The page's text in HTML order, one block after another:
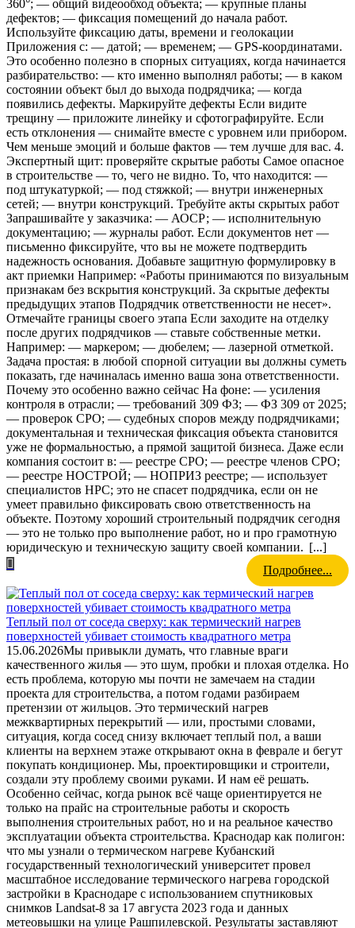
360°; — общий видеообход объекта; — крупные планы
дефектов; — фиксация помещений до начала работ.
Используйте фиксацию даты, времени и геолокации
Приложения с: — датой; — временем; — GPS-координатами.
Это особенно полезно в спорных ситуациях, когда начинается
разбирательство: — кто именно выполнял работы; — в каком
состоянии объект был до выхода подрядчика; — когда
появились дефекты. Маркируйте дефекты Если видите
трещину — приложите линейку и сфотографируйте. Если
есть отклонения — снимайте вместе с уровнем или прибором.
Чем меньше эмоций и больше фактов — тем лучше для вас. 4.
Экспертный щит: проверяйте скрытые работы Самое опасное
в строительстве — то, чего не видно. То, что находится: —
под штукатуркой; — под стяжкой; — внутри инженерных
сетей; — внутри конструкций. Требуйте акты скрытых работ
Запрашивайте у заказчика: — АОСР; — исполнительную
документацию; — журналы работ. Если документов нет —
письменно фиксируйте, что вы не можете подтвердить
надежность основания. Добавьте защитную формулировку в
акт приемки Например: «Работы принимаются по визуальным
признакам без вскрытия конструкций. За скрытые дефекты
предыдущих этапов Подрядчик ответственности не несет».
Отмечайте границы своего этапа Если заходите на отделку
после других подрядчиков — ставьте собственные метки.
Например: — маркером; — дюбелем; — лазерной отметкой.
Задача простая: в любой спорной ситуации вы должны суметь
показать, где начиналась именно ваша зона ответственности.
Почему это особенно важно сейчас На фоне: — усиления
контроля в отрасли; — требований 309 ФЗ; — ФЗ 309 от 2025;
— проверок СРО; — судебных споров между подрядчиками;
документальная и техническая фиксация объекта становится
уже не формальностью, а прямой защитой бизнеса. Даже если
компания состоит в: — реестре СРО; — реестре членов СРО;
— реестре НОСТРОЙ; — НОПРИЗ реестре; — использует
специалистов НРС; это не спасет подрядчика, если он не
умеет правильно фиксировать свою ответственность на
объекте. Поэтому хороший строительный подрядчик сегодня
— это не только про выполнение работ, но и про грамотную
юридическую и техническую защиту своей компании. [...]
Подробнее...
Теплый пол от соседа сверху: как термический нагрев
поверхностей убивает стоимость квадратного метра
15.06.2026Мы привыкли думать, что главные враги
качественного жилья — это шум, пробки и плохая отделка. Но
есть проблема, которую мы почти не замечаем на стадии
проекта для строительства, а потом годами разбираем
претензии от жильцов. Это термический нагрев
межквартирных перекрытий — или, простыми словами,
ситуация, когда сосед снизу включает теплый пол, а ваши
клиенты на верхнем этаже открывают окна в феврале и бегут
покупать кондиционер. Мы, проектировщики и строители,
создали эту проблему своими руками. И нам её решать.
Особенно сейчас, когда рынок всё чаще ориентируется не
только на прайс на строительные работы и скорость
выполнения строительных работ, но и на реальное качество
эксплуатации объекта строительства. Краснодар как полигон:
что мы узнали о термическом нагреве Кубанский
государственный технологический университет провел
масштабное исследование термического нагрева городской
застройки в Краснодаре с использованием спутниковых
снимков Landsat-8 за 17 августа 2023 года и данных
метеовышки на улице Рашпилевской. Результаты заставляют